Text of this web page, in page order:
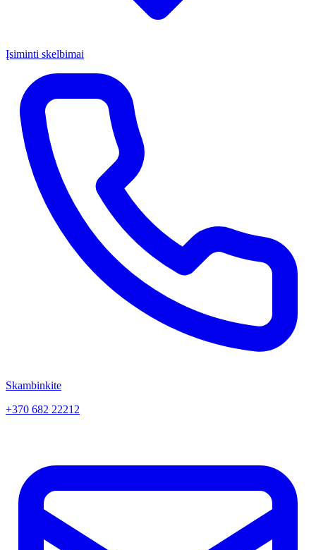
Įsiminti skelbimai
Skambinkite
+370 682 22212